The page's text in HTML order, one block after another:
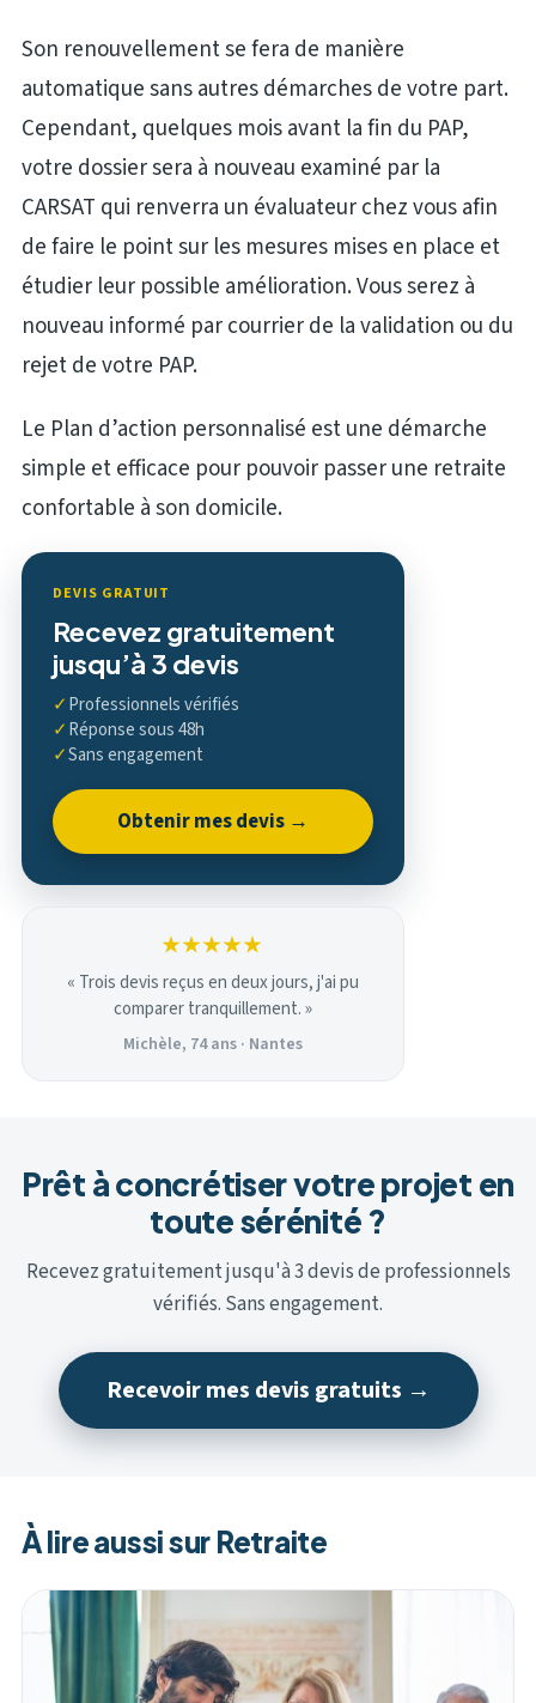
Son renouvellement se fera de manière
automatique sans autres démarches de votre part.
Cependant, quelques mois avant la fin du PAP,
votre dossier sera à nouveau examiné par la
CARSAT qui renverra un évaluateur chez vous afin
de faire le point sur les mesures mises en place et
étudier leur possible amélioration. Vous serez à
nouveau informé par courrier de la validation ou du
rejet de votre PAP.
Le Plan d’action personnalisé est une démarche
simple et efficace pour pouvoir passer une retraite
confortable à son domicile.
DEVIS GRATUIT
Recevez gratuitement
jusqu’à 3 devis
✓Professionnels vérifiés
✓Réponse sous 48h
✓Sans engagement
Obtenir mes devis →
★★★★★
« Trois devis reçus en deux jours, j'ai pu
comparer tranquillement. »
Michèle, 74 ans · Nantes
Prêt à concrétiser votre projet en
toute sérénité ?
Recevez gratuitement jusqu'à 3 devis de professionnels
vérifiés. Sans engagement.
Recevoir mes devis gratuits →
À lire aussi sur Retraite